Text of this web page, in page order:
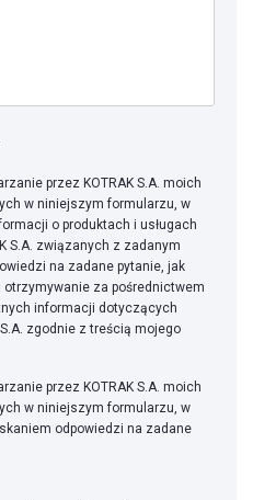
przez KOTRAK S.A. moich
w niniejszym formularzu, w
o produktach i usługach
S.A. związanych z zadanym
na zadane pytanie, jak
otrzymywanie za pośrednictwem
informacji dotyczących
zgodnie z treścią mojego
przez KOTRAK S.A. moich
w niniejszym formularzu, w
odpowiedzi na zadane